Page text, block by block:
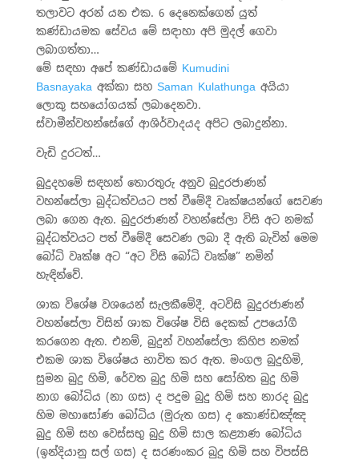
තලාවට අරන් යන එක. 6 දෙනෙක්ගෙන් යුත්
කණ්ඩායමක සේවය මේ සඳාහා අපි මුදල් ගෙවා
ලබාගත්තා…
මේ සඳහා අපේ කණ්ඩායමේ Kumudini
Basnayakaඅක්කා සහ Saman Kulathungaඅයියා
ලොකු සහයෝගයක් ලබාදෙනවා.
ස්වාමීන්වහන්සේගේ ආශිර්වාදයද අපිට ලබාදුන්නා.
වැඩි දුරටත්…
බුදුදහමේ සඳහන් තොරතුරු අනුව බුදුරජාණන්
වහන්සේලා බුද්ධත්වයට පත් වීමේදී වෘක්ෂයන්ගේ සෙවණ
ලබා ගෙන ඇත. බුදුරජාණන් වහන්සේලා විසි අට නමක්
බුද්ධත්වයට පත් වීමේදී සෙවණ ලබා දී ඇති බැවින් මෙම
බෝධි වෘක්ෂ අට “අට විසි බෝධි වෘක්ෂ” නමින්
හැඳින්වේ.
ශාක විශේෂ වශයෙන් සැලකීමේදී, අටවිසි බුදුරජාණන්
වහන්සේලා විසින් ශාක විශේෂ විසි දෙකක් උපයෝගී
කරගෙන ඇත. එනම්, බුදුන් වහන්සේලා කිහිප නමක්
එකම ශාක විශේෂය භාවිත කර ඇත. මංගල බුදුහිමි,
සුමන බුදු හිමි, රේවත බුදු හිමි සහ සෝභිත බුදු හිමි
නාග බෝධිය (නා ගස) ද පදුම බුදු හිමි සහ නාරද බුදු
හිම මහාසෝණ බෝධිය (මුරුත ගස) ද කොණ්ඩඤ්ඤ
බුදු හිමි සහ වෙස්සභු බුදු හිමි සාල කළ්‍යාණ බෝධිය
(ඉන්දියානු සල් ගස) ද සරණංකර බුදු හිමි සහ විපස්සි